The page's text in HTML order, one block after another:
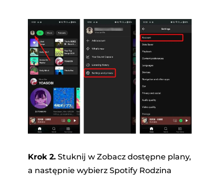
Krok 2.Stuknij w Zobacz dostępne plany,
a następnie wybierz Spotify Rodzina